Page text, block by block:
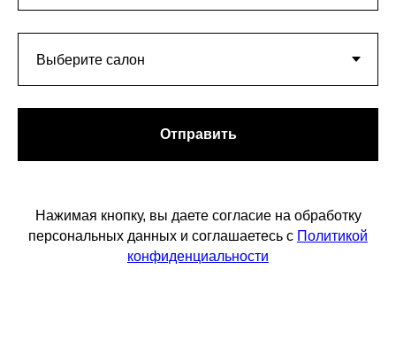
Отправить
Нажимая кнопку, вы даете согласие на обработку
персональных данных и соглашаетесь с Политикой
конфиденциальности